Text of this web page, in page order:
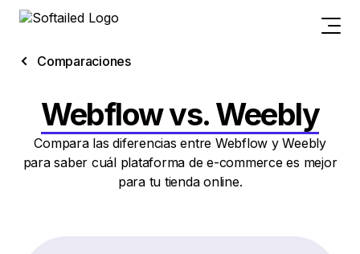
Comparaciones
Webflow vs. Weebly
Compara las diferencias entre Webflow y Weebly
para saber cuál plataforma de e-commerce es mejor
para tu tienda online.